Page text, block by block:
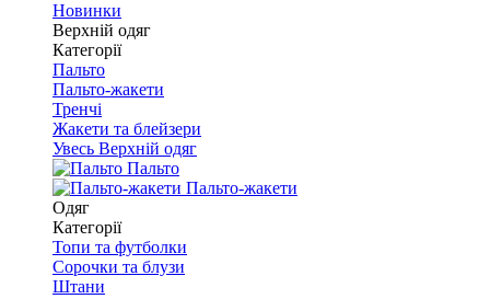
Новинки
Верхній одяг
Категорії
Пальто
Пальто-жакети
Тренчі
Жакети та блейзери
Увесь Верхній одяг
Пальто
Пальто-жакети
Одяг
Категорії
Топи та футболки
Сорочки та блузи
Штани